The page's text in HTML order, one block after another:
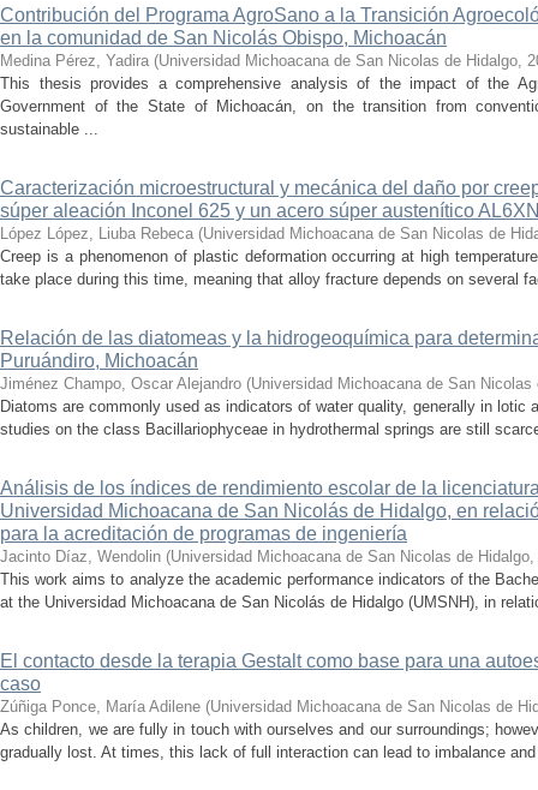
Contribución del Programa AgroSano a la Transición
en la comunidad de San Nicolás Obispo, Michoacán
Medina Pérez, Yadira (Universidad Michoacana de San Nicolas de Hidalgo,
This thesis provides a comprehensive analysis of the impact of the
Government of the State of Michoacán, on the transition from
sustainable ...
Caracterización microestructural y mecánica del daño por
súper aleación Inconel 625 y un acero súper austenítico
López López, Liuba Rebeca (Universidad Michoacana de San Nicolas de
Creep is a phenomenon of plastic deformation occurring at high
take place during this time, meaning that alloy fracture depends on several
Relación de las diatomeas y la hidrogeoquímica para
Puruándiro, Michoacán
Jiménez Champo, Oscar Alejandro (Universidad Michoacana de San Nicolas
Diatoms are commonly used as indicators of water quality, generally in
studies on the class Bacillariophyceae in hydrothermal springs are still
Análisis de los índices de rendimiento escolar de la
Universidad Michoacana de San Nicolás de Hidalgo, en
para la acreditación de programas de ingeniería
Jacinto Díaz, Wendolin (Universidad Michoacana de San Nicolas de Hidalgo,
This work aims to analyze the academic performance indicators of the
at the Universidad Michoacana de San Nicolás de Hidalgo (UMSNH), in
El contacto desde la terapia Gestalt como base para una
caso
Zúñiga Ponce, María Adilene (Universidad Michoacana de San Nicolas de
As children, we are fully in touch with ourselves and our surroundings;
gradually lost. At times, this lack of full interaction can lead to imbalance